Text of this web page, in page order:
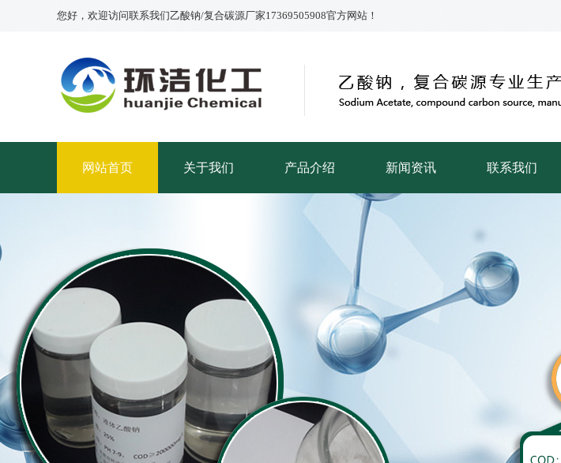
您好，欢迎访问联系我们乙酸钠/复合碳源厂家17369505908官方网站！
网站首页 关于我们 产品介绍 新闻资讯 联系我们